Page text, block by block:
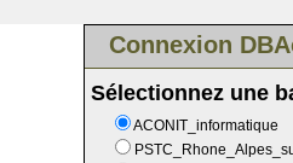
Connexion
Sélectionnez une
ACONIT_informatique